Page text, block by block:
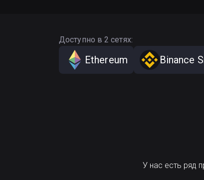
Доступно в 2 сетях:
Ethereum Binance
У нас есть ряд